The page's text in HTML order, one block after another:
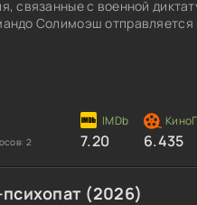
связанные с военной
Солимоэш отправляется
2 7.20 6.435
(2026)